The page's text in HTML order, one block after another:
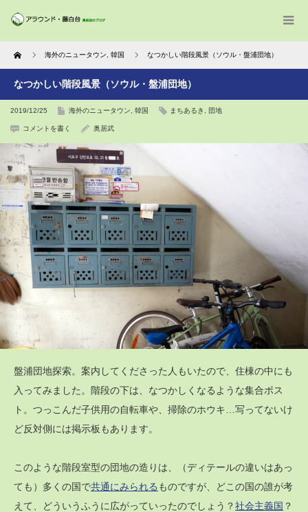
Home 海外のニュータウン 韓国 なつかしい階段風景（ソウル・盤浦団地）
なつかしい階段風景（ソウル・盤浦団地）
2019/12/25 海外のニュータウン 韓国 まちあるき 団地
コメントを書く 奥居武
盤浦団地探索。案内してくださった人もいたので、住棟の中にも
入ってみました。階段の下は、なつかしくなるような集合ポス
ト。つっこんだ子供用の自転車や、掃除のホウキ…写ってないけ
ど反対側には掲示板もあります。
このような階段室型の団地の造りは、（ディテールの違いはあっ
ても）多くの国で共通にみられる ものですが、どこの国の誰が考
えて、どういうふうに広がっていったのでしょう？社会主義国 ？